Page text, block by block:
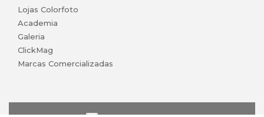
Lojas Colorfoto
Academia
Galeria
ClickMag
Marcas Comercializadas